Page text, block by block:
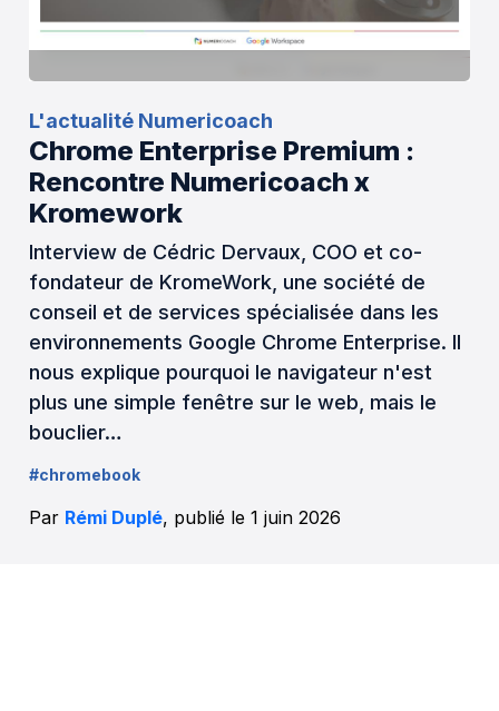
L'actualité Numericoach
Chrome Enterprise Premium :
Rencontre Numericoach x
Kromework
Interview de Cédric Dervaux, COO et co-
fondateur de KromeWork, une société de
conseil et de services spécialisée dans les
environnements Google Chrome Enterprise. Il
nous explique pourquoi le navigateur n'est
plus une simple fenêtre sur le web, mais le
bouclier…
#chromebook
Par Rémi Duplé, publié le 1 juin 2026